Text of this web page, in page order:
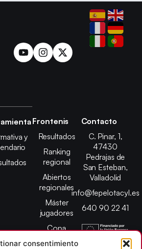
consentimiento
y
Frontenis
Resultados
Ranking
regional
Abiertos
regionales
Máster
jugadores
Copa
presidente
Contacto
C. Pinar, 1,
47430
Pedrajas de
San Esteban,
Valladolid
info@fepelotacyl.es
640 90 22 41